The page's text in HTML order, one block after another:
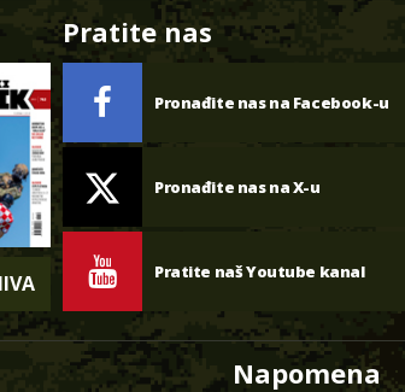
Pratite nas
Pronađite nas na Facebook-u
Pronađite nas na X-u
Pratite naš Youtube kanal
Napomena